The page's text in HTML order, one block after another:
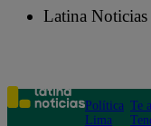
Latina Noticias
Política
Lima
Te